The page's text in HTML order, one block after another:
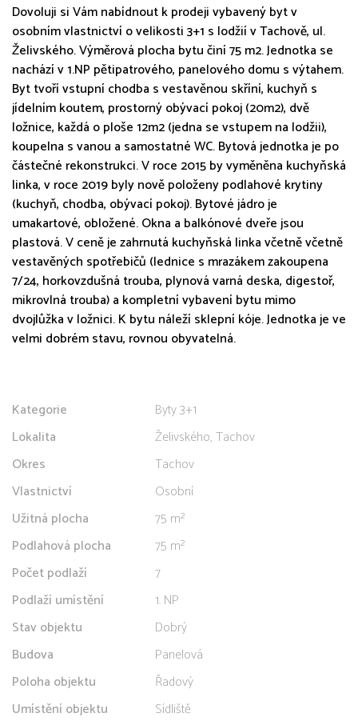
Dovoluji si Vám nabídnout k prodeji vybavený byt v
osobním vlastnictví o velikosti 3+1 s lodžií v Tachově, ul.
Želivského. Výměrová plocha bytu činí 75 m2. Jednotka se
nachází v 1.NP pětipatrového, panelového domu s výtahem.
Byt tvoří vstupní chodba s vestavěnou skříní, kuchyň s
jídelním koutem, prostorný obývací pokoj (20m2), dvě
ložnice, každá o ploše 12m2 (jedna se vstupem na lodžii),
koupelna s vanou a samostatné WC. Bytová jednotka je po
částečné rekonstrukci. V roce 2015 by vyměněna kuchyňská
linka, v roce 2019 byly nově položeny podlahové krytiny
(kuchyň, chodba, obývací pokoj). Bytové jádro je
umakartové, obložené. Okna a balkónové dveře jsou
plastová. V ceně je zahrnutá kuchyňská linka včetně včetně
vestavěných spotřebičů (lednice s mrazákem zakoupena
7/24, horkovzdušná trouba, plynová varná deska, digestoř,
mikrovlná trouba) a kompletní vybavení bytu mimo
dvojlůžka v ložnici. K bytu náleží sklepní kóje. Jednotka je ve
velmi dobrém stavu, rovnou obyvatelná.
Kategorie
Byty 3+1
Lokalita
Želivského, Tachov
Okres
Tachov
Vlastnictví
Osobní
Užitná plocha
75 m²
Podlahová plocha
75 m²
Počet podlaží
7
Podlaží umístění
1. NP
Stav objektu
Dobrý
Budova
Panelová
Poloha objektu
Řadový
Umístění objektu
Sídliště